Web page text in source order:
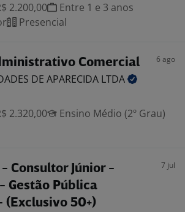
2.200,00
Entre 1 e 3 anos
Presencial
Comercial 6 ago
DE APARECIDA LTDA
2.320,00
Ensino Médio (2º Grau)
Consultor Júnior -
Gestão Pública
(Exclusivo 50+)
7 jul